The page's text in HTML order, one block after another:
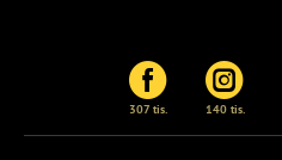
307 tis. 140 tis.